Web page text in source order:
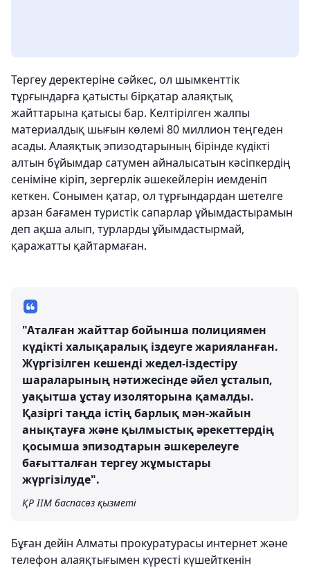
Тергеу деректеріне сәйкес, ол шымкенттік
тұрғындарға қатысты бірқатар алаяқтық
жайттарына қатысы бар. Келтірілген жалпы
материалдық шығын көлемі 80 миллион теңгеден
асады. Алаяқтық эпизодтарының бірінде күдікті
алтын бұйымдар сатумен айналысатын кәсіпкердің
сеніміне кіріп, зергерлік әшекейлерін иемденіп
кеткен. Сонымен қатар, ол тұрғындардан шетелге
арзан бағамен туристік сапарлар ұйымдастырамын
деп ақша алып, турларды ұйымдастырмай,
қаражатты қайтармаған.
"Аталған жайттар бойынша полициямен
күдікті халықаралық іздеуге жарияланған.
Жүргізілген кешенді жедел-іздестіру
шараларының нәтижесінде әйел ұсталып,
уақытша ұстау изоляторына қамалды.
Қазіргі таңда істің барлық мән-жайын
анықтауға және қылмыстық әрекеттердің
қосымша эпизодтарын әшкерелеуге
бағытталған тергеу жұмыстары
жүргізілуде".
ҚР ІІМ баспасөз қызметі
Бұған дейін Алматы прокуратурасы интернет және
телефон алаяқтығымен күресті күшейткенін